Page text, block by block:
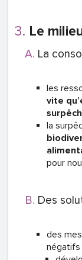
Le
La
les
vite
la
pour
Des
des